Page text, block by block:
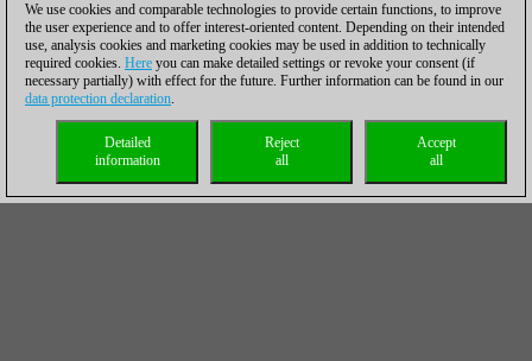
We use cookies and comparable technologies to provide certain functions, to improve
the user experience and to offer interest-oriented content. Depending on their intended
use, analysis cookies and marketing cookies may be used in addition to technically
required cookies. Here you can make detailed settings or revoke your consent (if
necessary partially) with effect for the future. Further information can be found in our
data protection declaration.
Accept
all
Reject
all
Detailed
information